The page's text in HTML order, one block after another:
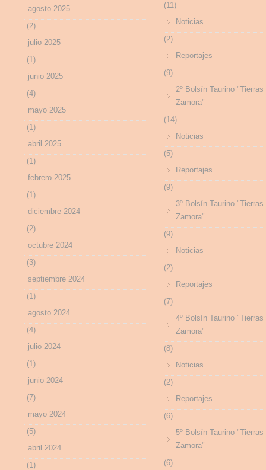
agosto 2025
(2)
julio 2025
(1)
junio 2025
(4)
mayo 2025
(1)
abril 2025
(1)
febrero 2025
(1)
diciembre 2024
(2)
octubre 2024
(3)
septiembre 2024
(1)
agosto 2024
(4)
julio 2024
(1)
junio 2024
(7)
mayo 2024
(5)
abril 2024
(1)
(11)
Noticias
(2)
Reportajes
(9)
2º Bolsín Taurino "Tierras
Zamora"
(14)
Noticias
(5)
Reportajes
(9)
3º Bolsín Taurino "Tierras
Zamora"
(9)
Noticias
(2)
Reportajes
(7)
4º Bolsín Taurino "Tierras
Zamora"
(8)
Noticias
(2)
Reportajes
(6)
5º Bolsín Taurino "Tierras
Zamora"
(6)